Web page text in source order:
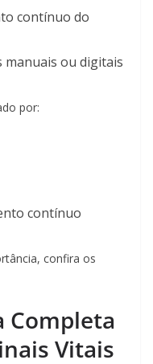
contínuo do
ou digitais
por:
contínuo
confira os
Completa
Vitais